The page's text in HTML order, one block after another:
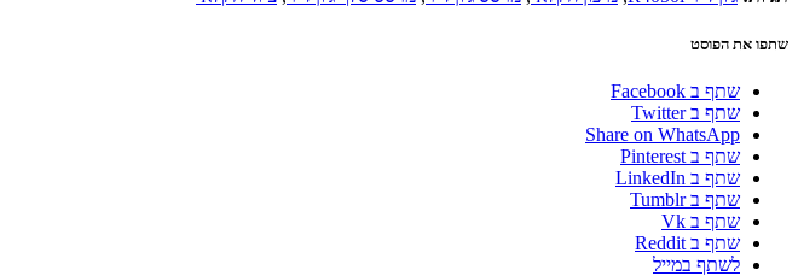
שתפו את הפוסט
שתף ב Facebook
שתף ב Twitter
Share on WhatsApp
שתף ב Pinterest
שתף ב LinkedIn
שתף ב Tumblr
שתף ב Vk
שתף ב Reddit
לשתף במייל